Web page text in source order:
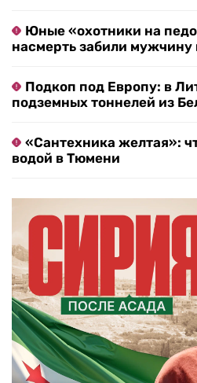
Юные «охотники на
насмерть забили мужчину
Подкоп под Европу: в
подземных тоннелей из
«Сантехника желтая»:
водой в Тюмени